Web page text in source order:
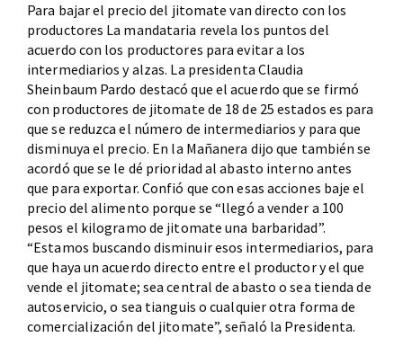
Para bajar el precio del jitomate van directo con los
productores La mandataria revela los puntos del
acuerdo con los productores para evitar a los
intermediarios y alzas. La presidenta Claudia
Sheinbaum Pardo destacó que el acuerdo que se firmó
con productores de jitomate de 18 de 25 estados es para
que se reduzca el número de intermediarios y para que
disminuya el precio. En la Mañanera dijo que también se
acordó que se le dé prioridad al abasto interno antes
que para exportar. Confió que con esas acciones baje el
precio del alimento porque se “llegó a vender a 100
pesos el kilogramo de jitomate una barbaridad”.
“Estamos buscando disminuir esos intermediarios, para
que haya un acuerdo directo entre el productor y el que
vende el jitomate; sea central de abasto o sea tienda de
autoservicio, o sea tianguis o cualquier otra forma de
comercialización del jitomate”, señaló la Presidenta.